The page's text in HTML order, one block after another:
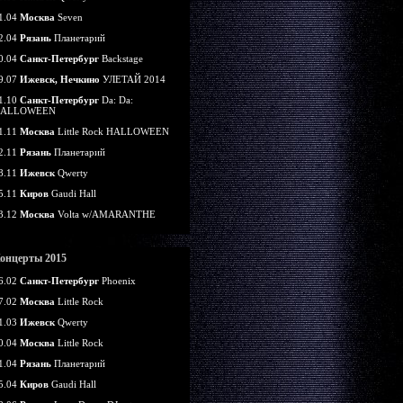
Москва Seven
Рязань Планетарий
Санкт-Петербург Backstage
Ижевск, Нечкино УЛЕТАЙ 2014
Санкт-Петербург Da: Da:
Москва Little Rock HALLOWEEN
Рязань Планетарий
Ижевск Qwerty
Киров Gaudi Hall
Москва Volta w/AMARANTHE
2015
Санкт-Петербург Phoenix
Москва Little Rock
Ижевск Qwerty
Москва Little Rock
Рязань Планетарий
Киров Gaudi Hall